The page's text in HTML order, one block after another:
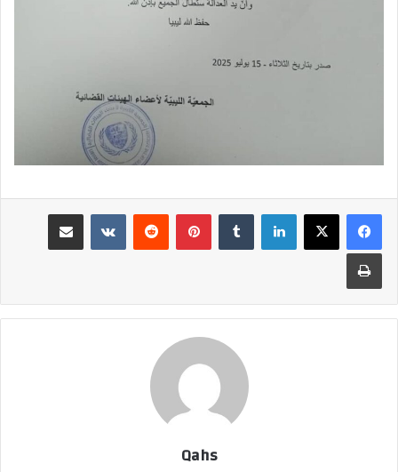
لينكدإن بينتيريست مشاركة عبر البريد
طباعة
Qahs